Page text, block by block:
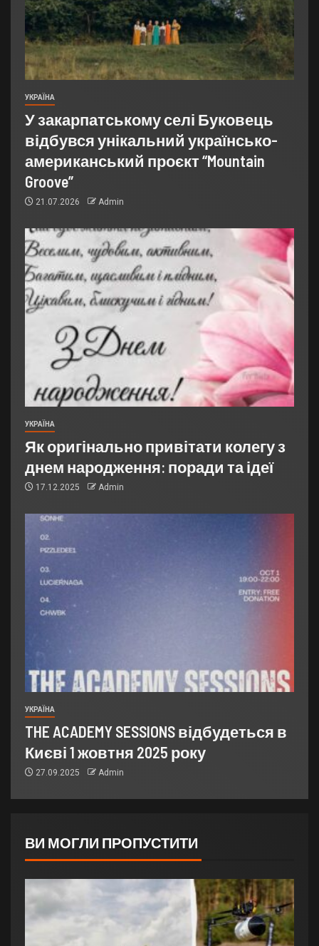
УКРАЇНА
У закарпатському селі Буковець
відбувся унікальний українсько-
американський проєкт “Mountain
Groove”
21.07.2026 Admin
УКРАЇНА
Як оригінально привітати колегу з
днем народження: поради та ідеї
17.12.2025 Admin
УКРАЇНА
THE ACADEMY SESSIONS відбудеться в
Києві 1 жовтня 2025 року
27.09.2025 Admin
ВИ МОГЛИ ПРОПУСТИТИ